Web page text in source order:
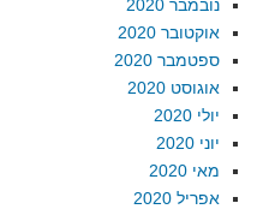
נובמבר 2020
אוקטובר 2020
ספטמבר 2020
אוגוסט 2020
יולי 2020
יוני 2020
מאי 2020
אפריל 2020